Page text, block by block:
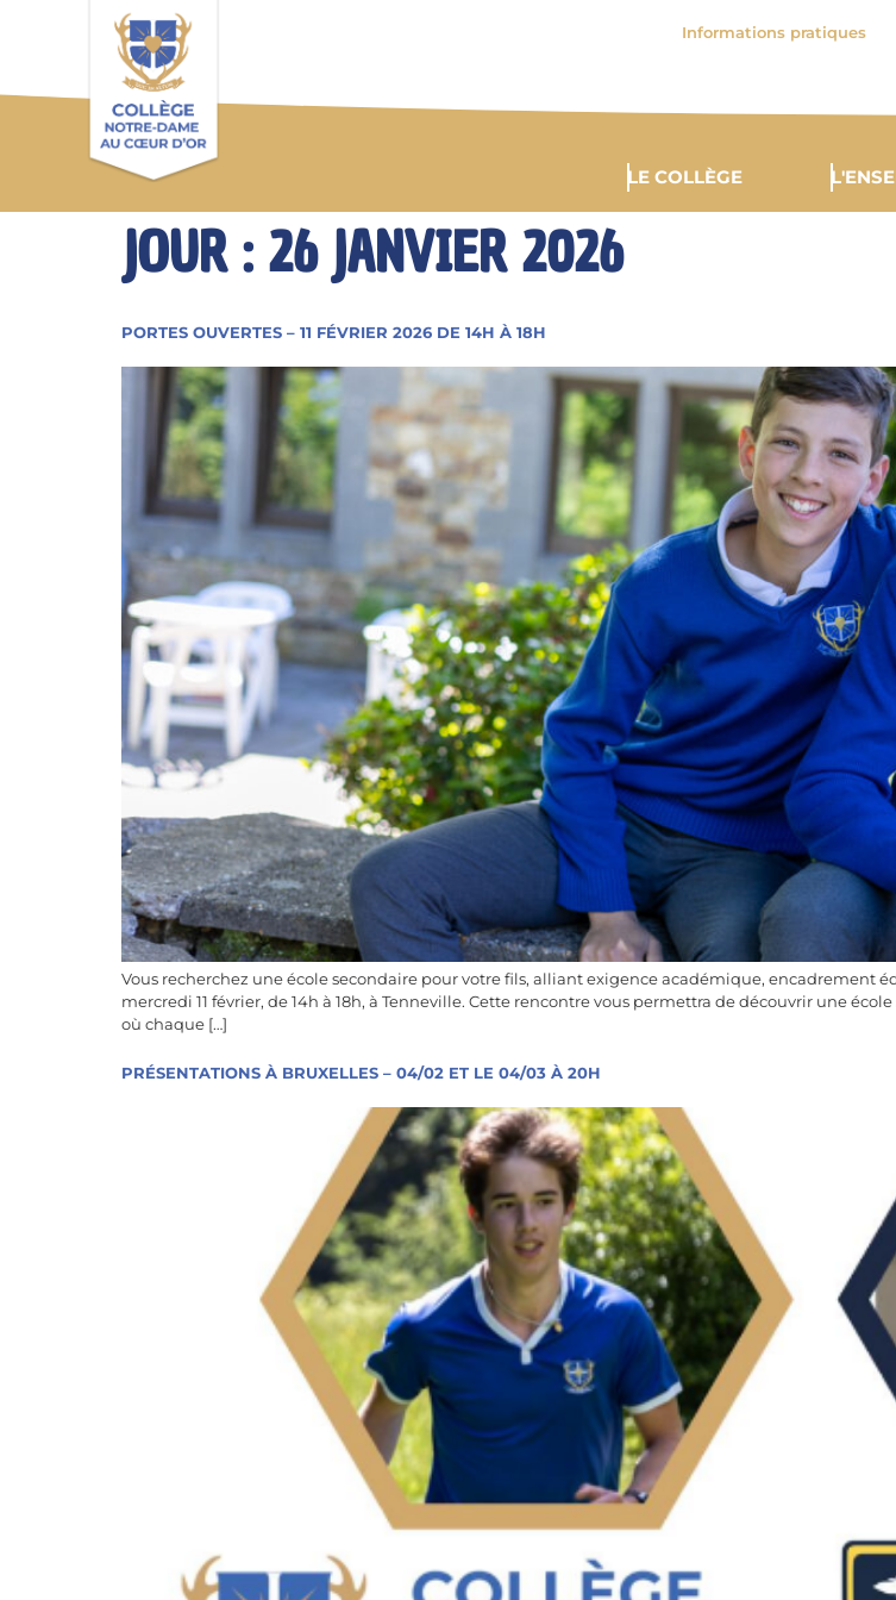
Informations pratiques
LE COLLÈGE
JOUR : 26 JANVIER 2026
PORTES OUVERTES – 11 FÉVRIER 2026 DE 14H À 18H
Vous recherchez une école secondaire pour votre fils, alliant exigence académique, encadrement
mercredi 11 février, de 14h à 18h, à Tenneville. Cette rencontre vous permettra de découvrir une
où chaque […]
PRÉSENTATIONS À BRUXELLES – 04/02 ET LE 04/03 À 20H